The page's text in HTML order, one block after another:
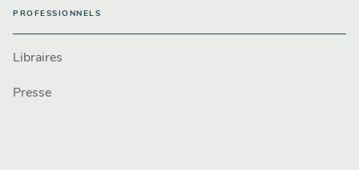
PROFESSIONNELS
Libraires
Presse